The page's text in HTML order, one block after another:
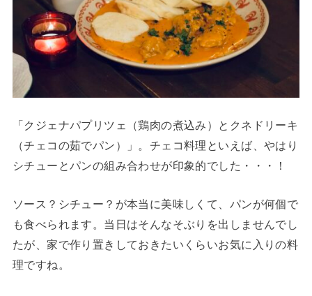
「クジェナパプリツェ（鶏肉の煮込み）とクネドリーキ
（チェコの茹でパン）」。チェコ料理といえば、やはり
シチューとパンの組み合わせが印象的でした・・・！
ソース？シチュー？が本当に美味しくて、パンが何個で
も食べられます。当日はそんなそぶりを出しませんでし
たが、家で作り置きしておきたいくらいお気に入りの料
理ですね。